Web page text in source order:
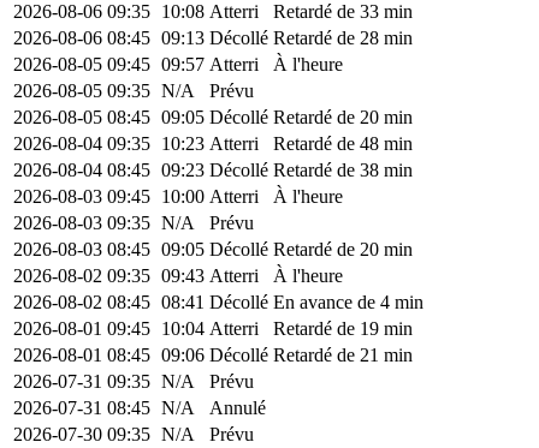
2026-08-06 09:35 10:08 Atterri
Retardé de 33 min
2026-08-06 08:45 09:13 Décollé Retardé de 28 min
2026-08-05 09:45 09:57 Atterri
À l'heure
2026-08-05 09:35 N/A
Prévu
2026-08-05 08:45 09:05 Décollé Retardé de 20 min
2026-08-04 09:35 10:23 Atterri
Retardé de 48 min
2026-08-04 08:45 09:23 Décollé Retardé de 38 min
2026-08-03 09:45 10:00 Atterri
À l'heure
2026-08-03 09:35 N/A
Prévu
2026-08-03 08:45 09:05 Décollé Retardé de 20 min
2026-08-02 09:35 09:43 Atterri
À l'heure
2026-08-02 08:45 08:41 Décollé En avance de 4 min
2026-08-01 09:45 10:04 Atterri
Retardé de 19 min
2026-08-01 08:45 09:06 Décollé Retardé de 21 min
2026-07-31 09:35 N/A
Prévu
2026-07-31 08:45 N/A
Annulé
2026-07-30 09:35 N/A
Prévu